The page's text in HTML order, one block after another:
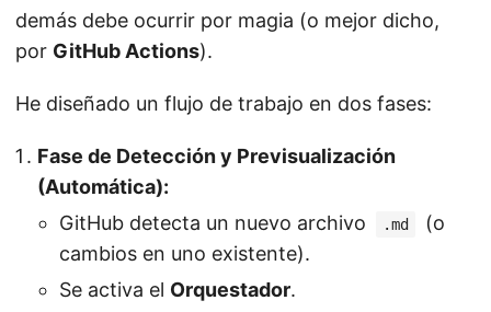
demás debe ocurrir por magia (o mejor dicho,
por GitHub Actions).
He diseñado un flujo de trabajo en dos fases:
Fase de Detección y Previsualización
(Automática):
GitHub detecta un nuevo archivo
.md
(o
cambios en uno existente).
Se activa el Orquestador.